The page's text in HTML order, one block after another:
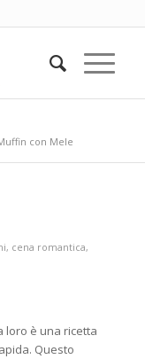
con Mele
, cena romantica,
loro è una ricetta
Questo